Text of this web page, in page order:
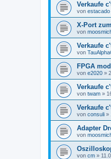
Verkaufe
von estacado
X-Port
von
Verkaufe
von
FPGA
von e2020 »
Verkaufe
von twam »
Verkaufe
von consuli »
Adapter
von
von cm »